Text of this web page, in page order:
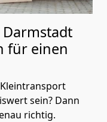
für einen
sein? Dann
richtig.